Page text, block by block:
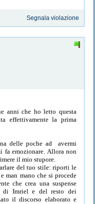
Segnala violazione
anni che ho letto questa
effettivamente la prima
delle poche ad avermi
fa emozionare. Allora non
il mio stupore.
del tuo stile: riporti le
man mano che si procede
che crea una suspense
di Imriel e del resto dei
il discorso elaborato e